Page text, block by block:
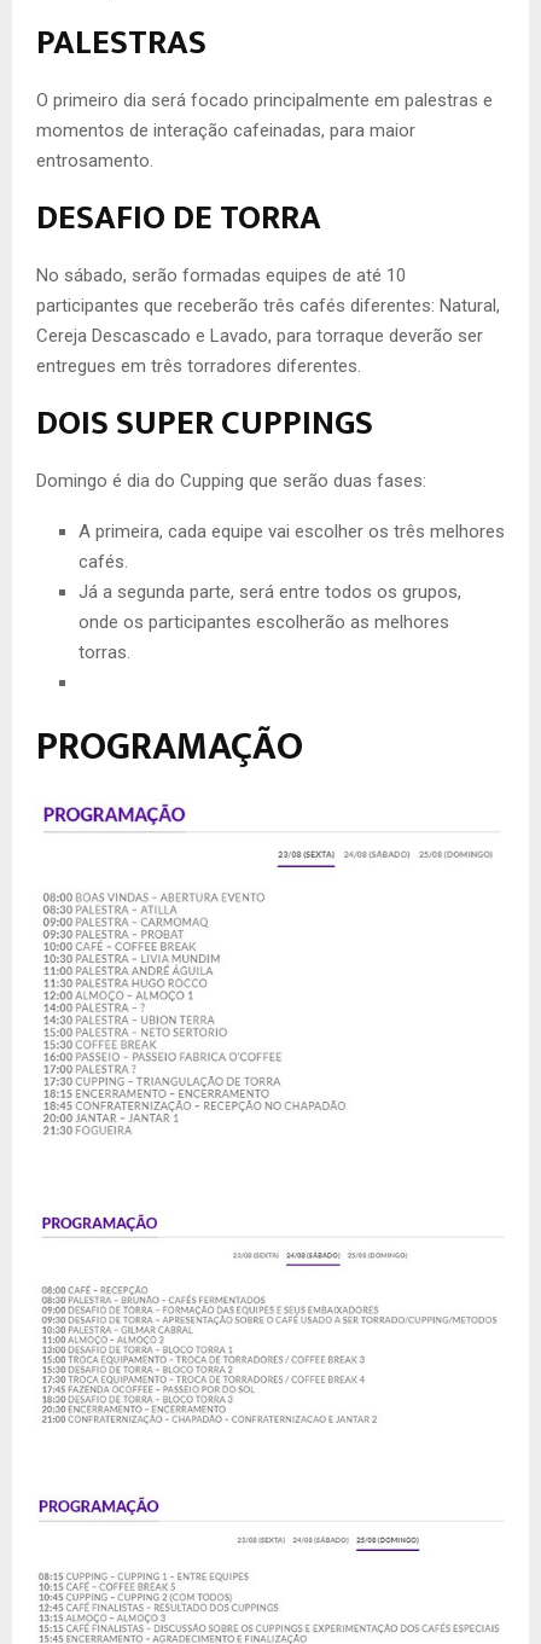
PALESTRAS
O primeiro dia será focado principalmente em palestras e
momentos de interação cafeinadas, para maior
entrosamento.
DESAFIO DE TORRA
No sábado, serão formadas equipes de até 10
participantes que receberão três cafés diferentes: Natural,
Cereja Descascado e Lavado, para torraque deverão ser
entregues em três torradores diferentes.
DOIS SUPER CUPPINGS
Domingo é dia do Cupping que serão duas fases:
A primeira, cada equipe vai escolher os três melhores
cafés.
Já a segunda parte, será entre todos os grupos,
onde os participantes escolherão as melhores
torras.
PROGRAMAÇÃO